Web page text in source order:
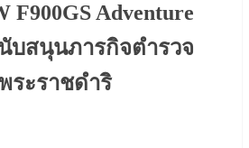
F900GS Adventure
บสนุนภารกิจตำรวจ
ระราชดำริ